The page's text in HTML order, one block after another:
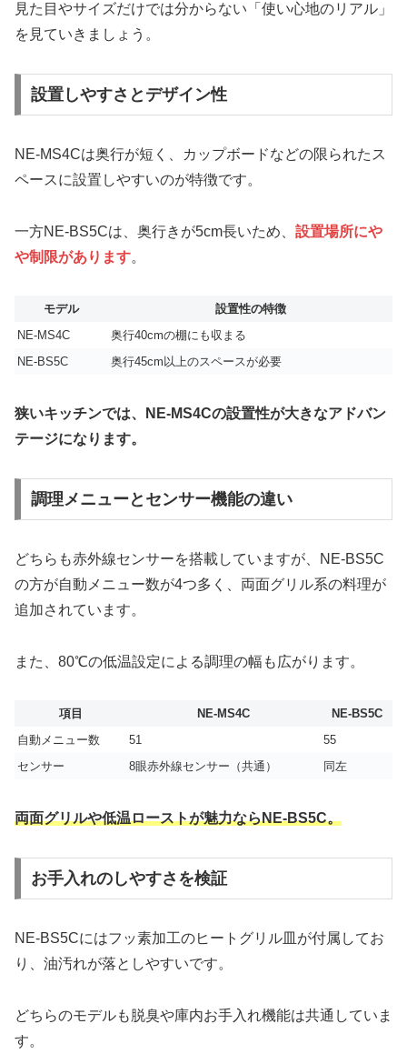
見た目やサイズだけでは分からない「使い心地のリアル」
を見ていきましょう。
設置しやすさとデザイン性
NE-MS4Cは奥行が短く、カップボードなどの限られたス
ペースに設置しやすいのが特徴です。
一方NE-BS5Cは、奥行きが5cm長いため、 設置場所にや
や制限があります。
モデル
設置性の特徴
NE-MS4C
奥行40cmの棚にも収まる
NE-BS5C
奥行45cm以上のスペースが必要
狭いキッチンでは、NE-MS4Cの設置性が大きなアドバン
テージになります。
調理メニューとセンサー機能の違い
どちらも赤外線センサーを搭載していますが、NE-BS5C
の方が自動メニュー数が4つ多く、両面グリル系の料理が
追加されています。
また、80℃の低温設定による調理の幅も広がります。
項目 NE-MS4C
NE-BS5C
自動メニュー数
51
55
センサー
8眼赤外線センサー（共通） 同左
両面グリルや低温ローストが魅力ならNE-BS5C。
お手入れのしやすさを検証
NE-BS5Cにはフッ素加工のヒートグリル皿が付属してお
り、油汚れが落としやすいです。
どちらのモデルも脱臭や庫内お手入れ機能は共通していま
す。